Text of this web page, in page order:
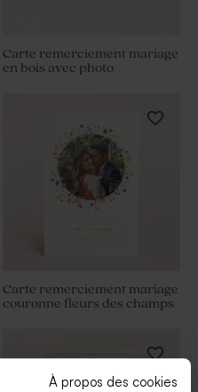
À propos des cookies
Carte remerciement mariage
en bois avec photo
Carte remerciement mariage
couronne fleurs des champs